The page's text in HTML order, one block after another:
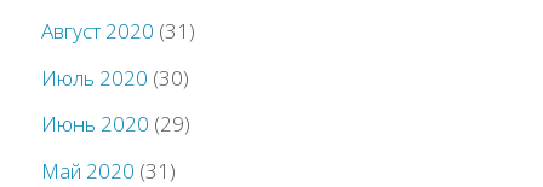
Август 2020 (31)
Июль 2020 (30)
Июнь 2020 (29)
Май 2020 (31)